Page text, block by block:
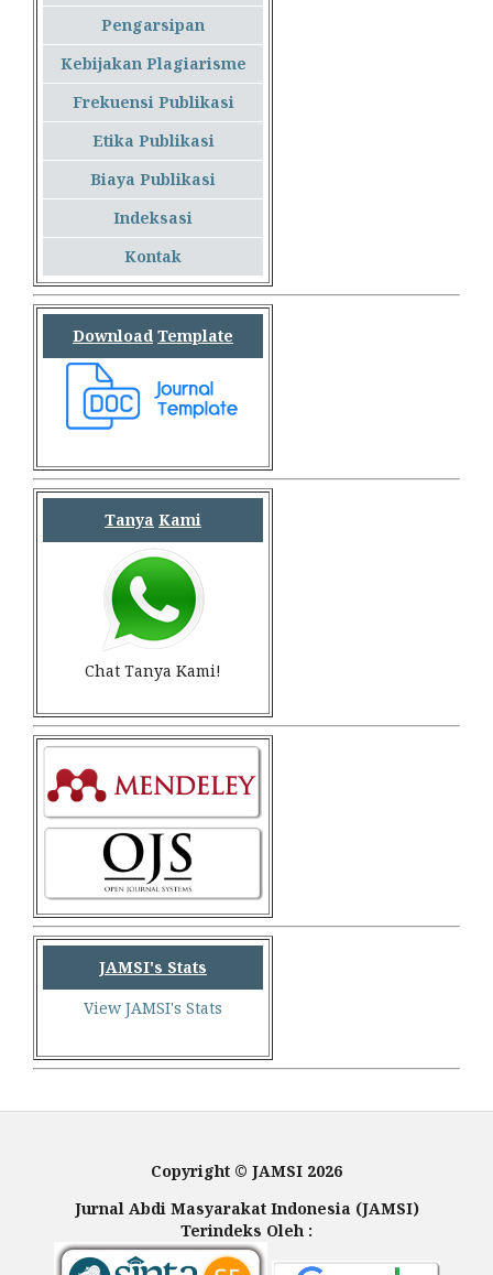
Pengarsipan
Kebijakan Plagiarisme
Frekuensi Publikasi
Etika Publikasi
Biaya Publikasi
Indeksasi
Kontak
Download Template
Tanya Kami
Chat Tanya Kami!
JAMSI's Stats
View JAMSI's Stats
Copyright © JAMSI 2026
Jurnal Abdi Masyarakat Indonesia (JAMSI)
Terindeks Oleh :